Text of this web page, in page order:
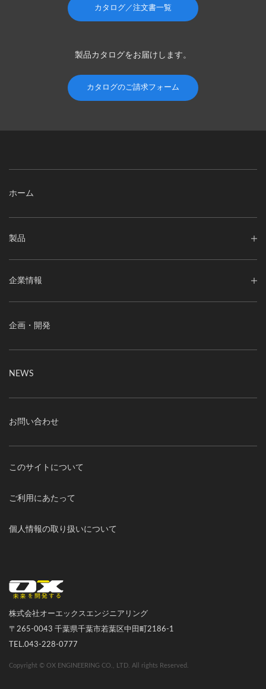
カタログ／注文書一覧
製品カタログをお届けします。
カタログのご請求フォーム
ホーム
製品
企業情報
企画・開発
NEWS
お問い合わせ
このサイトについて
ご利用にあたって
個人情報の取り扱いについて
株式会社オーエックスエンジニアリング
〒265-0043 千葉県千葉市若葉区中田町2186-1
TEL.043-228-0777
Copyright © OX ENGINEERING CO., LTD. All rights Reserved.